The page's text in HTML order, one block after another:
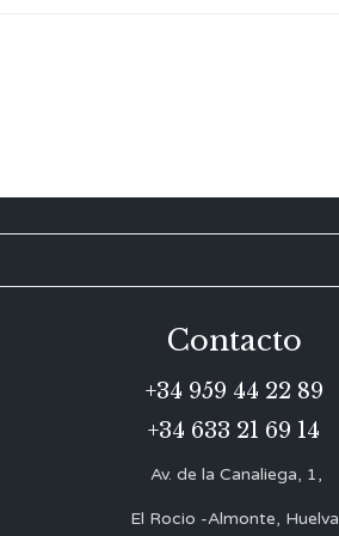
Contacto
+34 959 44 22 89
+34 633 21 69 14
Av. de la Canaliega, 1,
El Rocio -Almonte, Huelva